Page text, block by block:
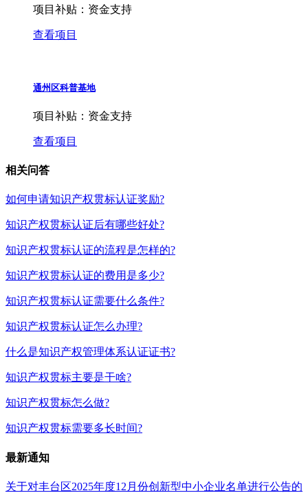
项目补贴： 资金支持
查看项目
通州区科普基地
项目补贴： 资金支持
查看项目
相关问答
如何申请知识产权贯标认证奖励?
知识产权贯标认证后有哪些好处?
知识产权贯标认证的流程是怎样的?
知识产权贯标认证的费用是多少?
知识产权贯标认证需要什么条件?
知识产权贯标认证怎么办理?
什么是知识产权管理体系认证证书?
知识产权贯标主要是干啥?
知识产权贯标怎么做?
知识产权贯标需要多长时间?
最新通知
关于对丰台区2025年度12月份创新型中小企业名单进行公告的